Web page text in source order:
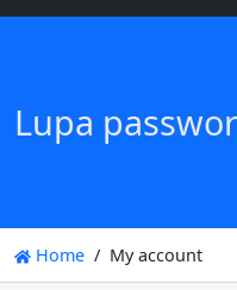
Lupa
Home My account